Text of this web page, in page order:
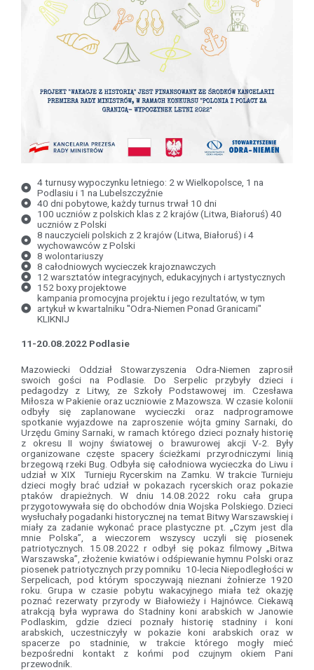
4 turnusy wypoczynku letniego: 2 w Wielkopolsce, 1 na
Podlasiu i 1 na Lubelszczyźnie
40 dni pobytowe, każdy turnus trwał 10 dni
100 uczniów z polskich klas z 2 krajów (Litwa, Białoruś) 40
uczniów z Polski
8 nauczycieli polskich z 2 krajów (Litwa, Białoruś) i 4
wychowawców z Polski
8 wolontariuszy
8 całodniowych wycieczek krajoznawczych
12 warsztatów integracyjnych, edukacyjnych i artystycznych
152 boxy projektowe
kampania promocyjna projektu i jego rezultatów, w tym
artykuł w kwartalniku "Odra-Niemen Ponad Granicami"
KLIKNIJ
11-20.08.2022 Podlasie
Mazowiecki Oddział Stowarzyszenia Odra-Niemen zaprosił
swoich gości na Podlasie. Do Serpelic przybyły dzieci i
pedagodzy z Litwy, ze Szkoły Podstawowej im. Czesława
Miłosza w Pakienie oraz uczniowie z Mazowsza. W czasie kolonii
odbyły się zaplanowane wycieczki oraz nadprogramowe
spotkanie wyjazdowe na zaproszenie wójta gminy Sarnaki, do
Urzędu Gminy Sarnaki, w ramach którego dzieci poznały historię
z okresu II wojny światowej o brawurowej akcji V-2. Były
organizowane częste spacery ścieżkami przyrodniczymi linią
brzegową rzeki Bug. Odbyła się całodniowa wycieczka do Liwu i
udział w XIX Turnieju Rycerskim na Zamku. W trakcie Turnieju
dzieci mogły brać udział w pokazach rycerskich oraz pokazie
ptaków drapieżnych. W dniu 14.08.2022 roku cała grupa
przygotowywała się do obchodów dnia Wojska Polskiego. Dzieci
wysłuchały pogadanki historycznej na temat Bitwy Warszawskiej i
miały za zadanie wykonać prace plastyczne pt. „Czym jest dla
mnie Polska”, a wieczorem wszyscy uczyli się piosenek
patriotycznych. 15.08.2022 r odbył się pokaz filmowy „Bitwa
Warszawska”, złożenie kwiatów i odśpiewanie hymnu Polski oraz
piosenek patriotycznych przy pomniku 10-lecia Niepodległości w
Serpelicach, pod którym spoczywają nieznani żołnierze 1920
roku. Grupa w czasie pobytu wakacyjnego miała też okazję
poznać rezerwaty przyrody w Białowieży i Hajnówce. Ciekawą
atrakcją była wyprawa do Stadniny koni arabskich w Janowie
Podlaskim, gdzie dzieci poznały historię stadniny i koni
arabskich, uczestniczyły w pokazie koni arabskich oraz w
spacerze po stadninie, w trakcie którego mogły mieć
bezpośredni kontakt z końmi pod czujnym okiem Pani
przewodnik.